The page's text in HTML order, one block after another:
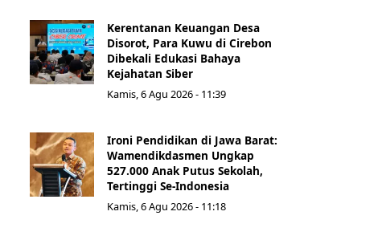
Kerentanan Keuangan Desa
Disorot, Para Kuwu di Cirebon
Dibekali Edukasi Bahaya
Kejahatan Siber
Kamis, 6 Agu 2026 - 11:39
Ironi Pendidikan di Jawa Barat:
Wamendikdasmen Ungkap
527.000 Anak Putus Sekolah,
Tertinggi Se-Indonesia
Kamis, 6 Agu 2026 - 11:18